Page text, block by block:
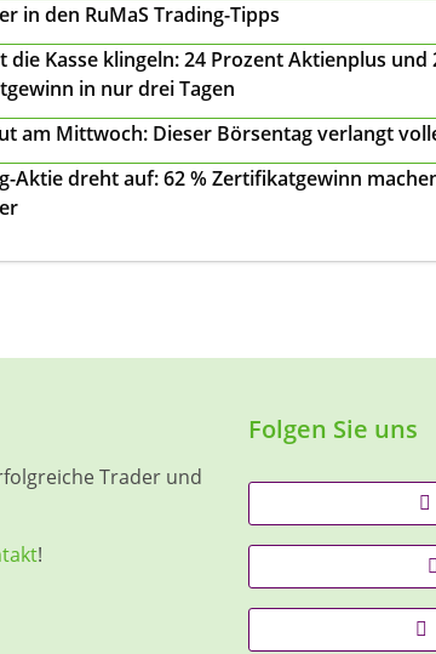
in den RuMaS Trading-Tipps
die Kasse klingeln: 24 Prozent Aktienplus und
in nur drei Tagen
am Mittwoch: Dieser Börsentag verlangt
Aktie dreht auf: 62 % Zertifikatgewinn
Trader und
!
Folgen Sie uns